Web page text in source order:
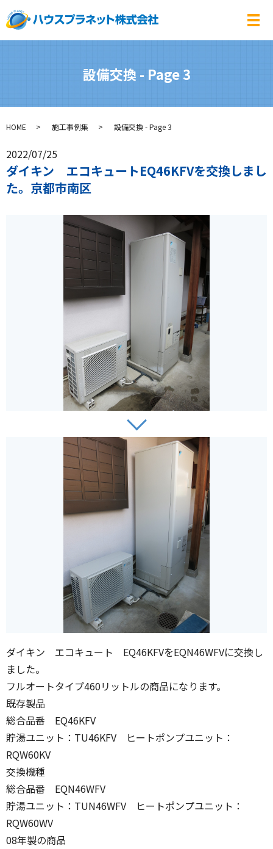
メ
設備交換 - Page 3
HOME 施工事例集 設備交換 - Page 3
2022/07/25
ダイキン エコキュートEQ46KFVを交換しまし
た。京都市南区
ダイキン エコキュート EQ46KFVをEQN46WFVに交換し
ました。
フルオートタイプ460リットルの商品になります。
既存製品
総合品番 EQ46KFV
貯湯ユニット：TU46KFV ヒートポンプユニット：
RQW60KV
交換機種
総合品番 EQN46WFV
貯湯ユニット：TUN46WFV ヒートポンプユニット：
RQW60WV
08年製の商品